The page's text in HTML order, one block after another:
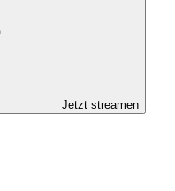
Jetzt streamen